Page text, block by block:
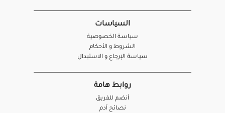
السياسات
سياسة الخصوصية
الشروط و الأحكام
سياسة الإرجاع و الاستبدال
روابط هامة
أنضم للفريق
نصائح آدم